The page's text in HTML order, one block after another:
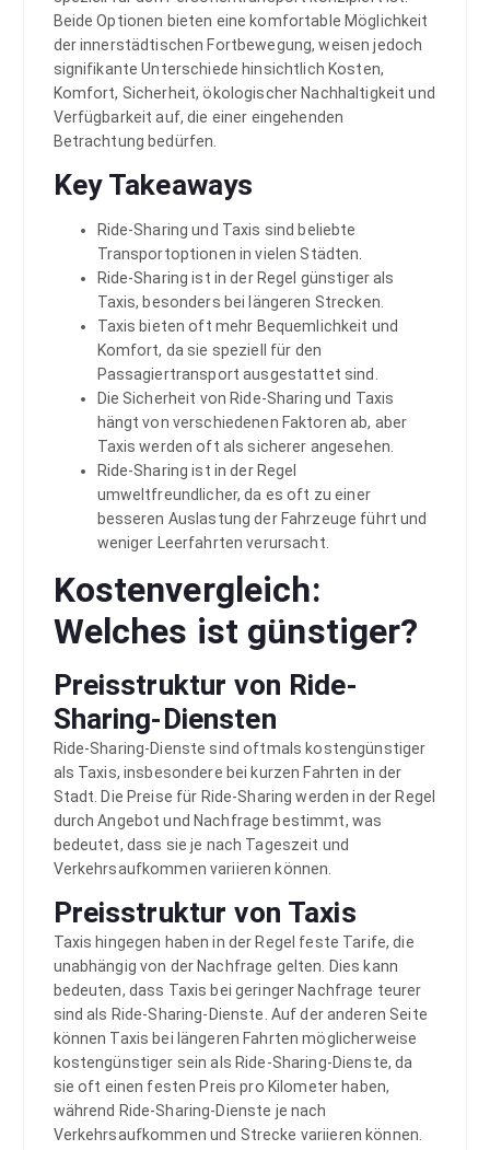
Beide Optionen bieten eine komfortable Möglichkeit
der innerstädtischen Fortbewegung, weisen jedoch
signifikante Unterschiede hinsichtlich Kosten,
Komfort, Sicherheit, ökologischer Nachhaltigkeit und
Verfügbarkeit auf, die einer eingehenden
Betrachtung bedürfen.
Key Takeaways
Ride-Sharing und Taxis sind beliebte
Transportoptionen in vielen Städten.
Ride-Sharing ist in der Regel günstiger als
Taxis, besonders bei längeren Strecken.
Taxis bieten oft mehr Bequemlichkeit und
Komfort, da sie speziell für den
Passagiertransport ausgestattet sind.
Die Sicherheit von Ride-Sharing und Taxis
hängt von verschiedenen Faktoren ab, aber
Taxis werden oft als sicherer angesehen.
Ride-Sharing ist in der Regel
umweltfreundlicher, da es oft zu einer
besseren Auslastung der Fahrzeuge führt und
weniger Leerfahrten verursacht.
Kostenvergleich:
Welches ist günstiger?
Preisstruktur von Ride-
Sharing-Diensten
Ride-Sharing-Dienste sind oftmals kostengünstiger
als Taxis, insbesondere bei kurzen Fahrten in der
Stadt. Die Preise für Ride-Sharing werden in der Regel
durch Angebot und Nachfrage bestimmt, was
bedeutet, dass sie je nach Tageszeit und
Verkehrsaufkommen variieren können.
Preisstruktur von Taxis
Taxis hingegen haben in der Regel feste Tarife, die
unabhängig von der Nachfrage gelten. Dies kann
bedeuten, dass Taxis bei geringer Nachfrage teurer
sind als Ride-Sharing-Dienste. Auf der anderen Seite
können Taxis bei längeren Fahrten möglicherweise
kostengünstiger sein als Ride-Sharing-Dienste, da
sie oft einen festen Preis pro Kilometer haben,
während Ride-Sharing-Dienste je nach
Verkehrsaufkommen und Strecke variieren können.